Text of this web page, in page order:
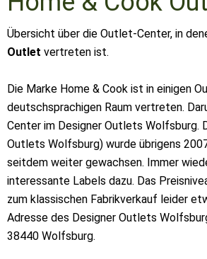
Übersicht über die Outlet-Center, in
Outlet vertreten ist.
Die Marke Home & Cook ist in einigen
deutschsprachigen Raum vertreten.
Center im Designer Outlets Wolfsburg.
Outlets Wolfsburg) wurde übrigens
seitdem weiter gewachsen. Immer
interessante Labels dazu. Das
zum klassischen Fabrikverkauf leider
Adresse des Designer Outlets
38440 Wolfsburg.